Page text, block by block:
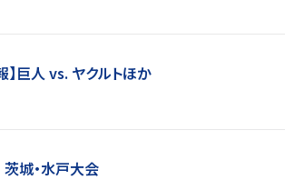
】巨人 vs. ヤクルトほか
城・水戸大会